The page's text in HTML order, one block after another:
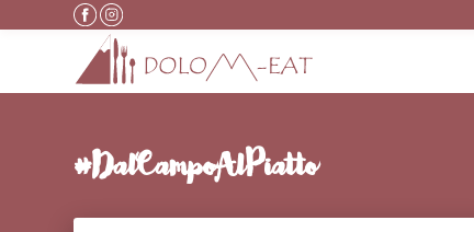
Vai al contenuto
#DalCampoAlPiatto